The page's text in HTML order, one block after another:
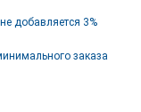
добавляется 3%
заказа